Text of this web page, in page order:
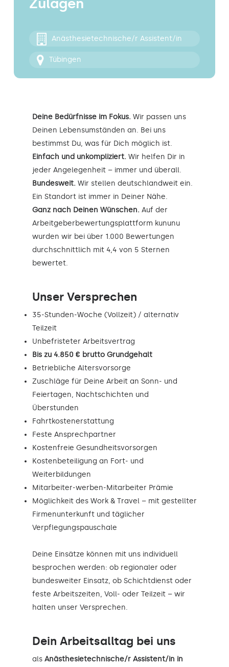
Kontakt
Zulagen
Anästhesietechnische/r Assistent/in
Tübingen
Deine Bedürfnisse im Fokus. Wir passen uns
Deinen Lebensumständen an. Bei uns
bestimmst Du, was für Dich möglich ist.
Einfach und unkompliziert. Wir helfen Dir in
jeder Angelegenheit – immer und überall.
Bundesweit. Wir stellen deutschlandweit ein.
Ein Standort ist immer in Deiner Nähe.
Ganz nach Deinen Wünschen. Auf der
Arbeitgeberbewertungsplattform kununu
wurden wir bei über 1.000 Bewertungen
durchschnittlich mit 4,4 von 5 Sternen
bewertet.
Unser Versprechen
35-Stunden-Woche (Vollzeit) / alternativ
Teilzeit
Unbefristeter Arbeitsvertrag
Bis zu 4.850 € brutto Grundgehalt
Betriebliche Altersvorsorge
Zuschläge für Deine Arbeit an Sonn- und
Feiertagen, Nachtschichten und
Überstunden
Fahrtkostenerstattung
Feste Ansprechpartner
Kostenfreie Gesundheitsvorsorgen
Kostenbeteiligung an Fort- und
Weiterbildungen
Mitarbeiter-werben-Mitarbeiter Prämie
Möglichkeit des Work & Travel – mit gestellter
Firmenunterkunft und täglicher
Verpflegungspauschale
Deine Einsätze können mit uns individuell
besprochen werden: ob regionaler oder
bundesweiter Einsatz, ob Schichtdienst oder
feste Arbeitszeiten, Voll- oder Teilzeit – wir
halten unser Versprechen.
Dein Arbeitsalltag bei uns
als Anästhesietechnische/r Assistent/in in